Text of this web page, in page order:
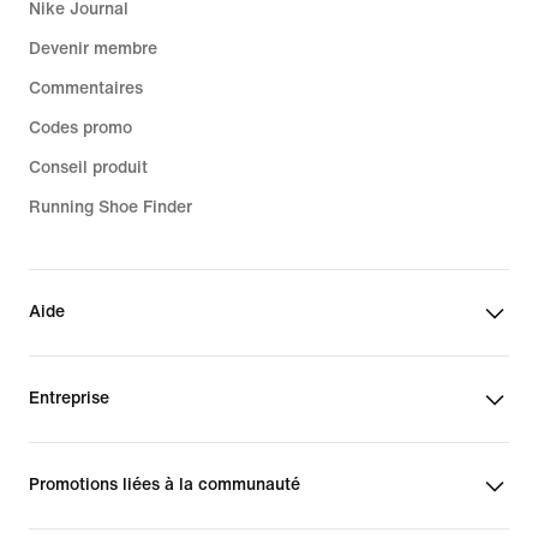
Nike Journal
Devenir membre
Commentaires
Codes promo
Conseil produit
Running Shoe Finder
Aide
Entreprise
Promotions liées à la communauté